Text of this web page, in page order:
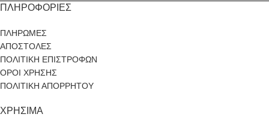
ΠΛΗΡΟΦΟΡΙΕΣ
ΠΛΗΡΩΜΕΣ
ΑΠΟΣΤΟΛΕΣ
ΠΟΛΙΤΙΚΗ ΕΠΙΣΤΡΟΦΩΝ
ΟΡΟΙ ΧΡΗΣΗΣ
ΠΟΛΙΤΙΚΗ ΑΠΟΡΡΗΤΟΥ
ΧΡΗΣΙΜΑ